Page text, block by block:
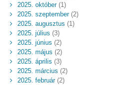
2025. október(1)
2025. szeptember(2)
2025. augusztus (1)
2025. július (3)
2025. június (2)
2025. május (2)
2025. április (3)
2025. március (2)
2025. február(2)